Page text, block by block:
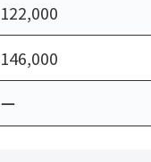
122,000
146,000
ー